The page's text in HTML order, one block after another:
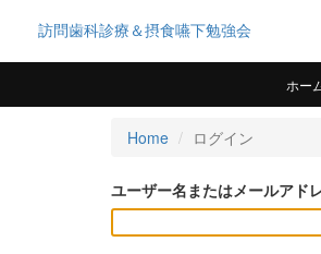
訪問歯科診療＆摂食嚥下勉強会
ホー
Home ログイン
ユーザー名またはメールアド